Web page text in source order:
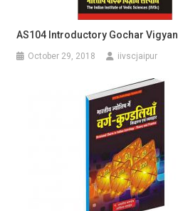
AS104 Introductory Gochar Vigyan
October 29, 2018 iivscjaipur